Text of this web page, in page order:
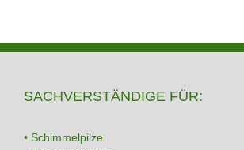
SACHVERSTÄNDIGE FÜR:
• Schimmelpilze